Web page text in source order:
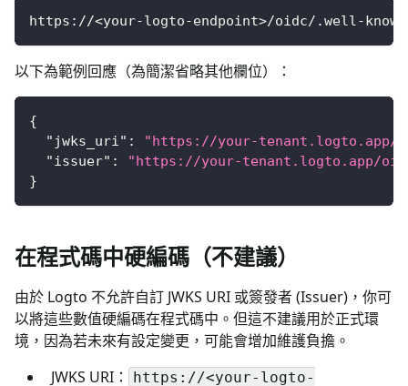
https://<your-logto-endpoint>/oidc/.well-
以下為範例回應（為簡潔省略其他欄位）：
{
"jwks_uri" :
"https://your-tenant.logto.app/
"issuer" :
"https://your-tenant.logto.app/
}
在程式碼中硬編碼（不建議）
由於 Logto 不允許自訂 JWKS URI 或簽發者 (Issuer)，你可
以將這些數值硬編碼在程式碼中。但這不建議用於正式環
境，因為若未來有設定變更，可能會增加維護負擔。
JWKS URI：
https://<your-logto-